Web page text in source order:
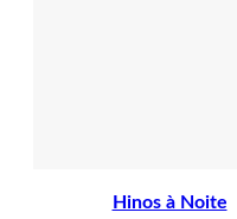
Hinos à Noite